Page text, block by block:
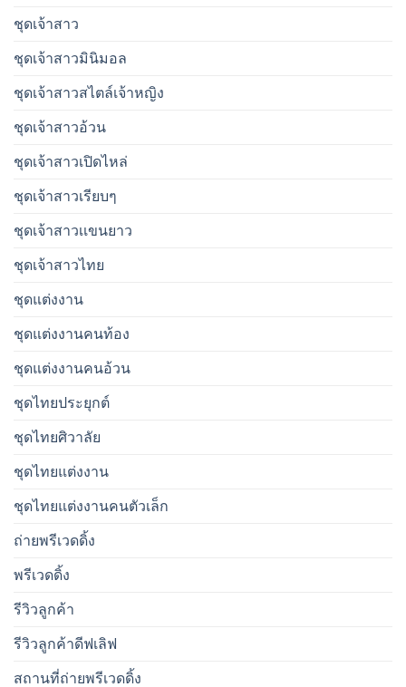
ชุดเจ้าสาว
ชุดเจ้าสาวมินิมอล
ชุดเจ้าสาวสไตล์เจ้าหญิง
ชุดเจ้าสาวอ้วน
ชุดเจ้าสาวเปิดไหล่
ชุดเจ้าสาวเรียบๆ
ชุดเจ้าสาวเเขนยาว
ชุดเจ้าสาวไทย
ชุดแต่งงาน
ชุดแต่งงานคนท้อง
ชุดแต่งงานคนอ้วน
ชุดไทยประยุกต์
ชุดไทยศิวาลัย
ชุดไทยแต่งงาน
ชุดไทยแต่งงานคนตัวเล็ก
ถ่ายพรีเวดดิ้ง
พรีเวดดิ้ง
รีวิวลูกค้า
รีวิวลูกค้าดีฟเลิฟ
สถานที่ถ่ายพรีเวดดิ้ง